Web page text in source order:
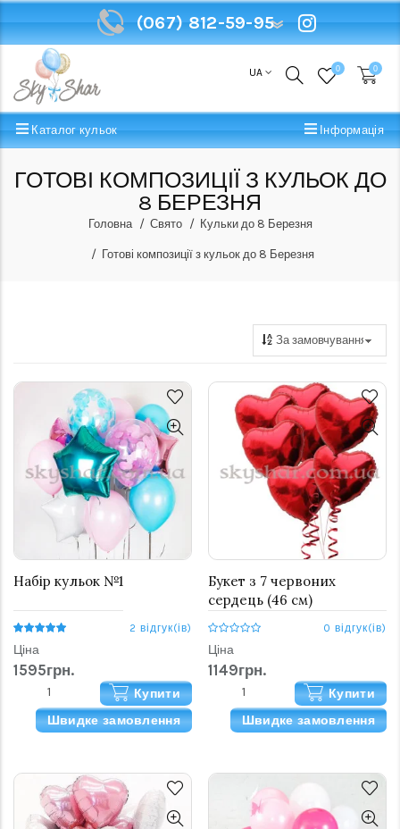
(067) 812-59-95
UA 0 0
Каталог кульок Інформація
ГОТОВІ КОМПОЗИЦІЇ З КУЛЬОК ДО
8 БЕРЕЗНЯ
Головна Свято Кульки до 8 Березня
Готові композиції з кульок до 8 Березня
Набір кульок №1
2 відгук(ів)
Ціна
1595грн.
Купити
Швидке замовлення
Букет з 7 червоних
сердець (46 см)
0 відгук(ів)
Ціна
1149грн.
Купити
Швидке замовлення